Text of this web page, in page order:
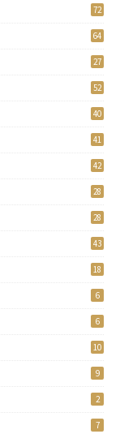
72
64
27
52
40
41
42
28
28
43
18
6
6
10
9
2
7